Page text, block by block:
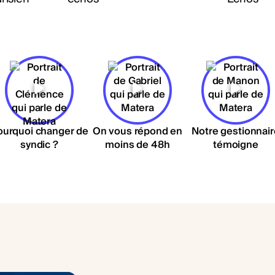
changer de
syndic ?
On vous répond en
moins de 48h
Notre
témoigne